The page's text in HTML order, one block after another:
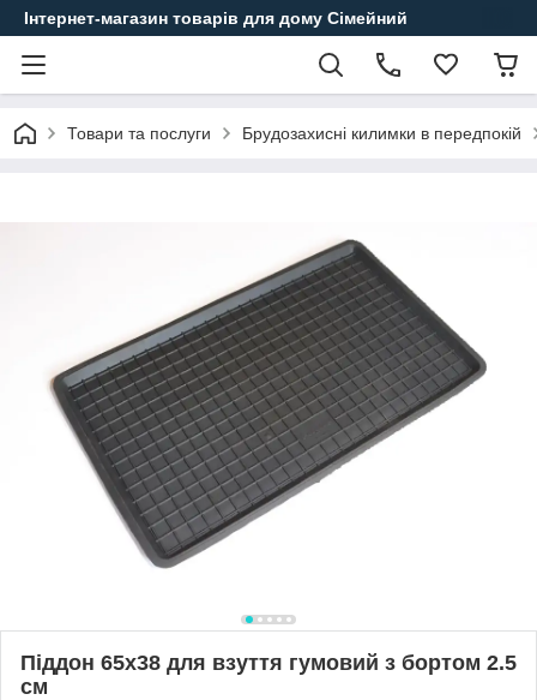
Інтернет-магазин товарів для дому Сімейний
Товари та послуги Брудозахисні килимки в передпокій
Піддон 65х38 для взуття гумовий з бортом 2.5
см